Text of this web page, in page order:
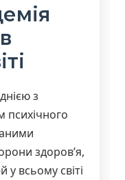
з
здоров’я,
у всьому світі